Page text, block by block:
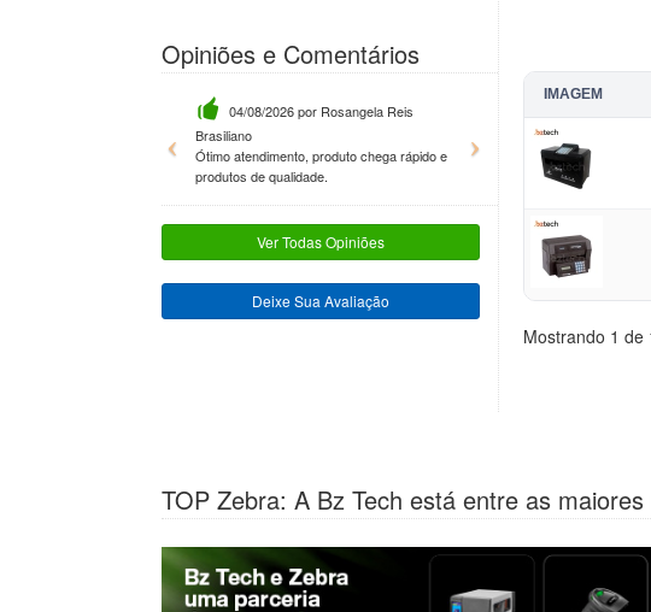
Opiniões e Comentários
04/08/2026 por Rosangela Reis
Brasiliano
Ótimo atendimento, produto chega rápido e
produtos de qualidade.
Previous Next
Ver Todas Opiniões
Deixe Sua Avaliação
IMAGEM
Mostrando 1 de
TOP Zebra: A Bz Tech está entre as